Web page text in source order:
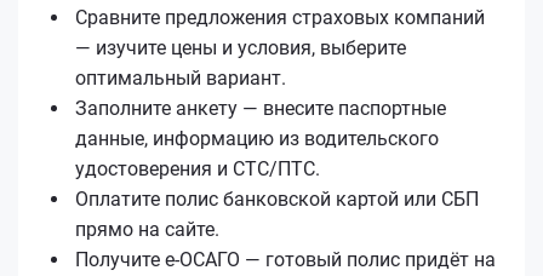
Сравните предложения страховых компаний
— изучите цены и условия, выберите
оптимальный вариант.
Заполните анкету — внесите паспортные
данные, информацию из водительского
удостоверения и СТС/ПТС.
Оплатите полис банковской картой или СБП
прямо на сайте.
Получите е‑ОСАГО — готовый полис придёт на